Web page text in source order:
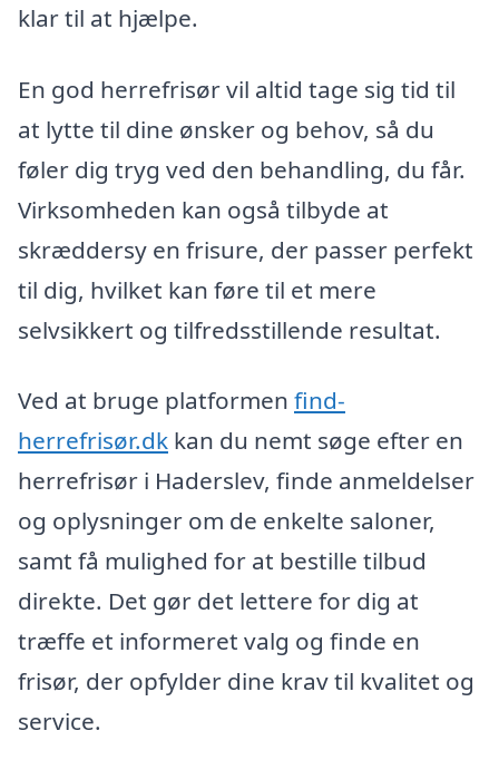
klar til at hjælpe.
En god herrefrisør vil altid tage sig tid til
at lytte til dine ønsker og behov, så du
føler dig tryg ved den behandling, du får.
Virksomheden kan også tilbyde at
skræddersy en frisure, der passer perfekt
til dig, hvilket kan føre til et mere
selvsikkert og tilfredsstillende resultat.
Ved at bruge platformen find-
herrefrisør.dk kan du nemt søge efter en
herrefrisør i Haderslev, finde anmeldelser
og oplysninger om de enkelte saloner,
samt få mulighed for at bestille tilbud
direkte. Det gør det lettere for dig at
træffe et informeret valg og finde en
frisør, der opfylder dine krav til kvalitet og
service.